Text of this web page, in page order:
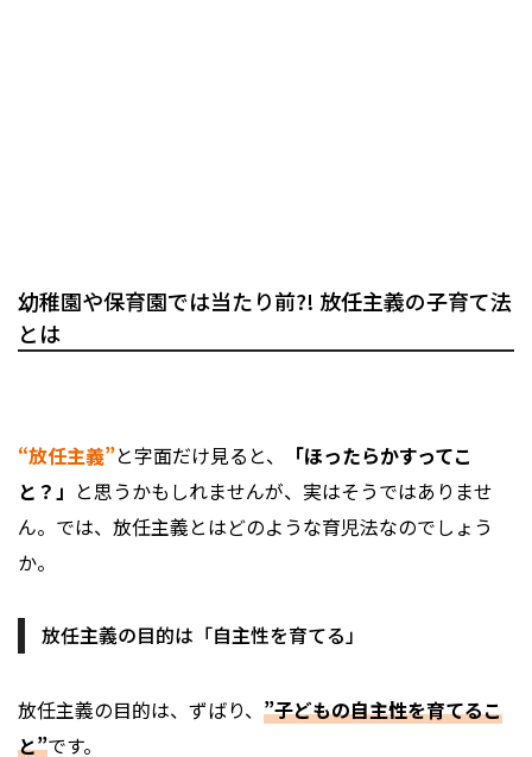
幼稚園や保育園では当たり前?! 放任主義の子育て法
とは
“放任主義”と字面だけ見ると、
「ほったらかすってこ
と？」 と思うかもしれませんが、実はそうではありませ
ん。では、放任主義とはどのような育児法なのでしょう
か。
放任主義の目的は「自主性を育てる」
放任主義の目的は、ずばり、 ”子どもの自主性を育てるこ
と”です。